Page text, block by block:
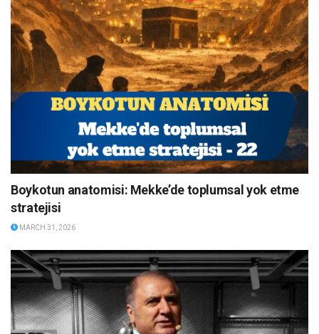
Boykotun anatomisi: Mekke’de toplumsal yok etme
stratejisi
MARCH 31, 2026